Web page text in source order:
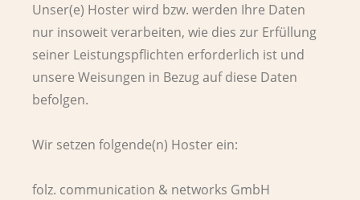
Unser(e) Hoster wird bzw. werden Ihre Daten
nur insoweit verarbeiten, wie dies zur Erfüllung
seiner Leistungspflichten erforderlich ist und
unsere Weisungen in Bezug auf diese Daten
befolgen.
Wir setzen folgende(n) Hoster ein:
folz. communication & networks GmbH